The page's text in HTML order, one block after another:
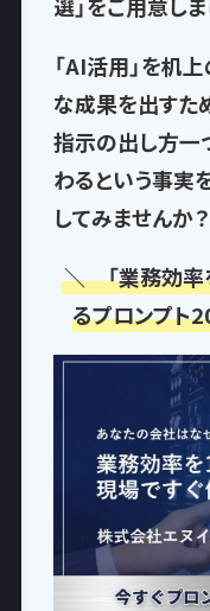
「AI活用」を机
な成果を出すた
指示の出し方一
わるという事実
してみませんか？
＼ 「業務効率
るプロンプト